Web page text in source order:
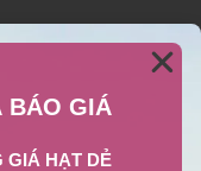
BÁO GIÁ
GIÁ HẠT DẺ